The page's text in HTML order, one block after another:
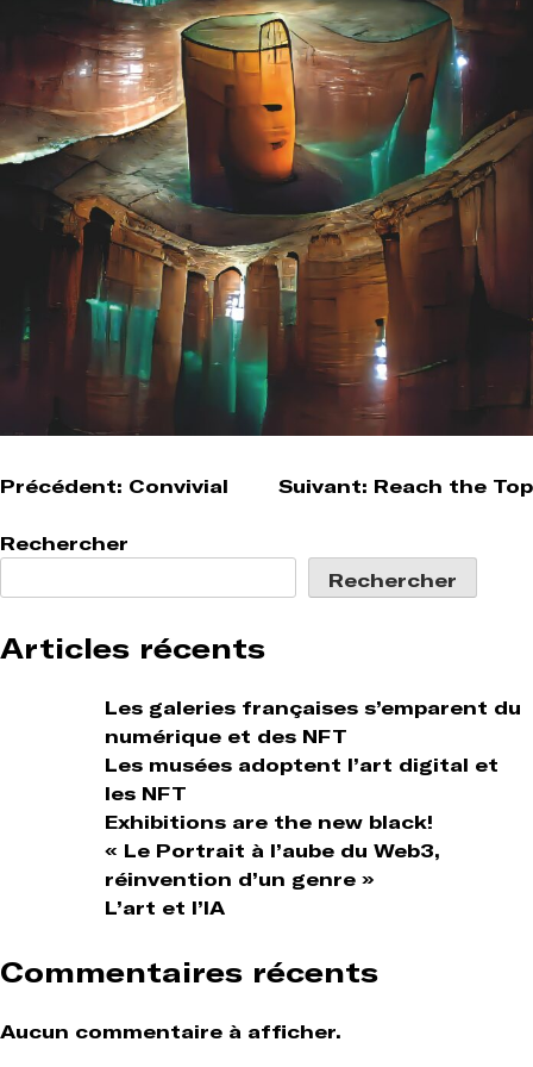
Navigation
de
Précédent: Convivial Suivant: Reach the Top
Rechercher
Rechercher
Articles récents
Les galeries françaises s’emparent du
numérique et des NFT
Les musées adoptent l’art digital et
les NFT
Exhibitions are the new black!
« Le Portrait à l’aube du Web3,
réinvention d’un genre »
L’art et l’IA
Commentaires récents
Aucun commentaire à afficher.